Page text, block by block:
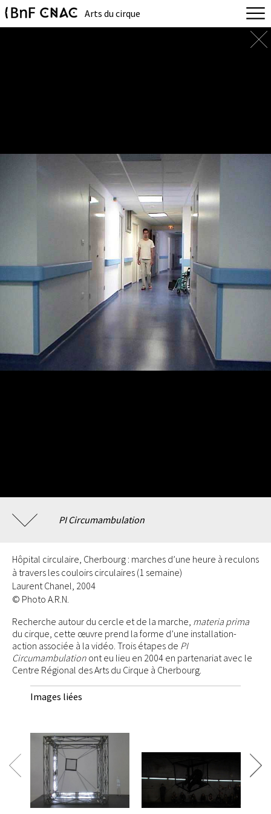
Arts du cirque
PI Circumambulation
Hôpital circulaire, Cherbourg : marches d’une heure à reculons
à travers les couloirs circulaires (1 semaine)
Laurent Chanel, 2004
© Photo A.R.N.
Recherche autour du cercle et de la marche, materia prima
du cirque, cette œuvre prend la forme d’une installation-
action associée à la vidéo. Trois étapes de PI
Circumambulation ont eu lieu en 2004 en partenariat avec le
Centre Régional des Arts du Cirque à Cherbourg.
Images liées